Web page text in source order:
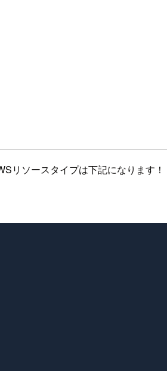
リソースタイプは下記になります！